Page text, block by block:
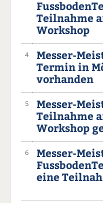
Teilnahme
Workshop
4
Messer-
Termin in
vorhanden
5
Messer-
Teilnahme
Workshop
6
Messer-
eine